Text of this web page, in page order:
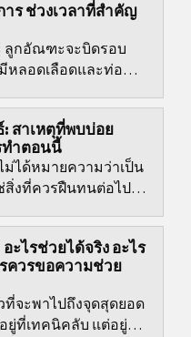
ร ช่วงเวลาที่สำคัญ
ลูกอัณฑะจะบิดรอบ
ลอดเลือดและท่อนำ
สาเหตุที่พบบ่อย
ำตอนนี้
ได้หมายความว่าเป็น
สิ่งที่ควรฝืนทนต่อไป
ะไรช่วยได้จริง อะไร
ควรขอความช่วย
จะพาไปถึงจุดสุดยอด
ยู่ที่เทคนิคลับ แต่อยู่ที่